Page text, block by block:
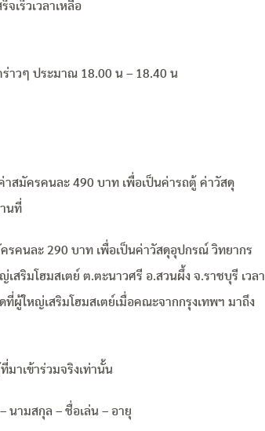
เร็วเวลาเหลือ
ร่าวๆ ประมาณ 18.00 น – 18.40 น
สมัครคนละ 490 บาท เพื่อเป็นค่ารถตู้ ค่าวัสดุ
นที่
รคนละ 290 บาท เพื่อเป็นค่าวัสดุอุปกรณ์ วิทยากร
สริมโฮมสเตย์ ต.ตะนาวศรี อ.สวนผึ้ง จ.ราชบุรี เวลา
ที่ผู้ใหญ่เสริมโฮมสเตย์เมื่อคณะจากกรุงเทพฯ มาถึง
มาเข้าร่วมจริงเท่านั้น
นามสกุล – ชื่อเล่น – อายุ